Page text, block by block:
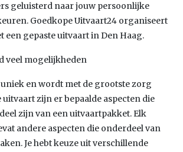
geluisterd naar jouw persoonlijke
Goedkope Uitvaart24 organiseert
een gepaste uitvaart in Den Haag.
veel mogelijkheden
en wordt met de grootste zorg
uitvaart zijn er bepaalde aspecten die
zijn van een uitvaartpakket. Elk
andere aspecten die onderdeel van
Je hebt keuze uit verschillende